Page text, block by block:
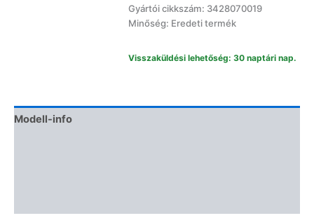
Gyártói cikkszám: 3428070019
Minőség: Eredeti termék
Visszaküldési lehetőség: 30 naptári nap.
Modell-info